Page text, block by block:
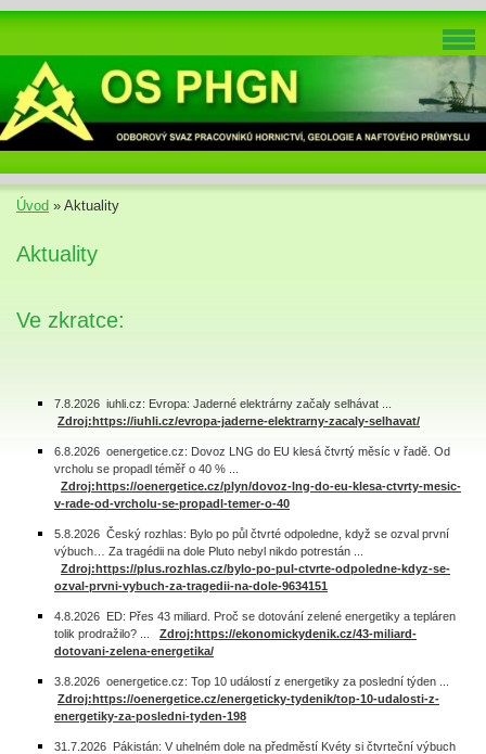
Úvod » Aktuality
Aktuality
Ve zkratce:
7.8.2026 iuhli.cz: Evropa: Jaderné elektrárny začaly selhávat ...
Zdroj:https://iuhli.cz/evropa-jaderne-elektrarny-zacaly-selhavat/
6.8.2026 oenergetice.cz: Dovoz LNG do EU klesá čtvrtý měsíc v řadě. Od
vrcholu se propadl téměř o 40 % ...
Zdroj:https://oenergetice.cz/plyn/dovoz-lng-do-eu-klesa-ctvrty-mesic-
v-rade-od-vrcholu-se-propadl-temer-o-40
5.8.2026 Český rozhlas: Bylo po půl čtvrté odpoledne, když se ozval první
výbuch… Za tragédii na dole Pluto nebyl nikdo potrestán ...
Zdroj:https://plus.rozhlas.cz/bylo-po-pul-ctvrte-odpoledne-kdyz-se-
ozval-prvni-vybuch-za-tragedii-na-dole-9634151
4.8.2026 ED: Přes 43 miliard. Proč se dotování zelené energetiky a tepláren
tolik prodražilo? ... Zdroj:https://ekonomickydenik.cz/43-miliard-
dotovani-zelena-energetika/
3.8.2026 oenergetice.cz: Top 10 událostí z energetiky za poslední týden ...
Zdroj:https://oenergetice.cz/energeticky-tydenik/top-10-udalosti-z-
energetiky-za-posledni-tyden-198
31.7.2026 Pákistán: V uhelném dole na předměstí Kvéty si čtvrteční výbuch